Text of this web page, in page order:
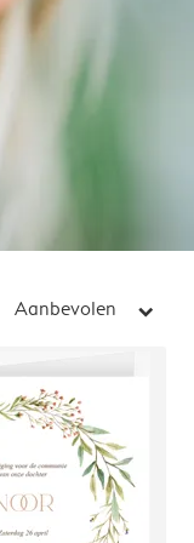
Aanbevolen arrow_right